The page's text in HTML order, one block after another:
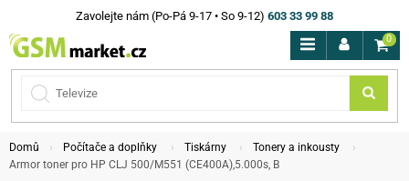
Zavolejte nám (Po-Pá 9-17 • So 9-12) 603 33 99 88
0
Domů Počítače a doplňky Tiskárny
Tonery a inkousty
Armor toner pro HP CLJ 500/M551 (CE400A),5.000s, B